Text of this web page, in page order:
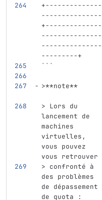
+--------------
---------------
+--------------
---------------
---------------
---------+
```
>**note**
> Lors du
lancement de
machines
virtuelles,
vous pouvez
vous retrouver
> confronté à
des problèmes
de dépassement
de quota :